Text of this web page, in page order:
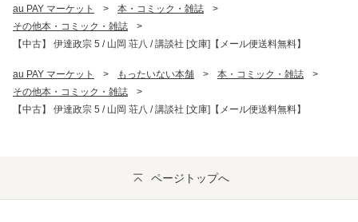
au PAY マーケット > 本・コミック・雑誌
>
その他本・コミック・雑誌
>
【中古】 伊達政宗 5 / 山岡 荘八 / 講談社 [文庫]【メール便送料無料】
au PAY マーケット > もったいない本舗 > 本・コミック・雑誌
>
その他本・コミック・雑誌
>
【中古】 伊達政宗 5 / 山岡 荘八 / 講談社 [文庫]【メール便送料無料】
ページトップへ